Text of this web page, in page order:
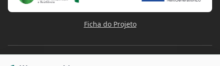
Ficha do Projeto